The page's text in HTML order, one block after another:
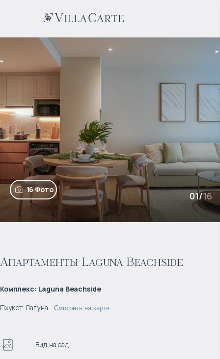
16 Фото
01/16
Апартаменты Laguna Beachside
Комплекс: Laguna Beachside
Пхукет-Лагуна- Смотреть на карте
Вид на сад